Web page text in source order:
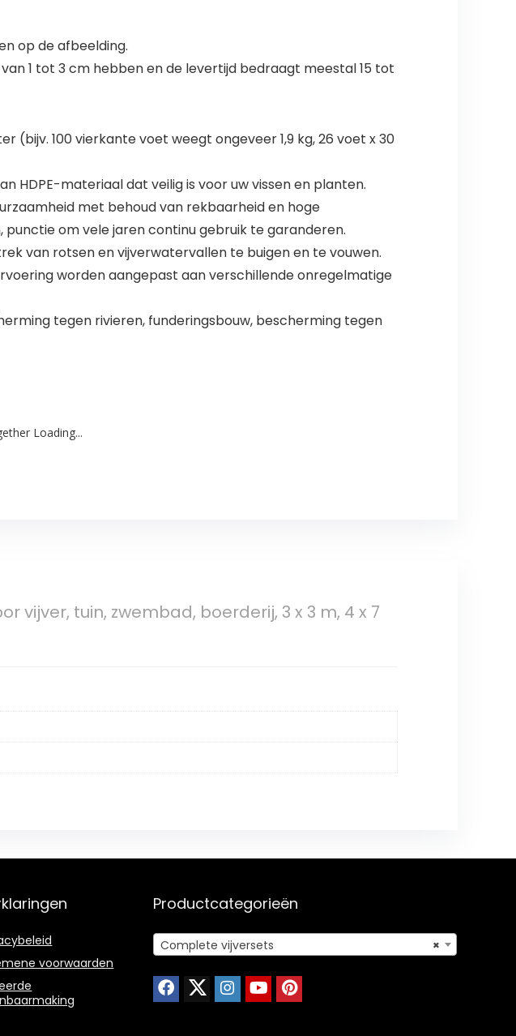
op de afbeelding.
1 tot 3 cm hebben en de levertijd bedraagt meestal 15 tot
100 vierkante voet weegt ongeveer 1,9 kg, 26 voet x 30
HDPE-materiaal dat veilig is voor uw vissen en planten.
met behoud van rekbaarheid en hoge
om vele jaren continu gebruik te garanderen.
van rotsen en vijverwatervallen te buigen en te vouwen.
worden aangepast aan verschillende onregelmatige
tegen rivieren, funderingsbouw, bescherming tegen
Loading...
vijver, tuin, zwembad, boerderij, 3 x 3 m, 4 x 7
voorwaarden
Productcategorieën
×
Complete vijversets